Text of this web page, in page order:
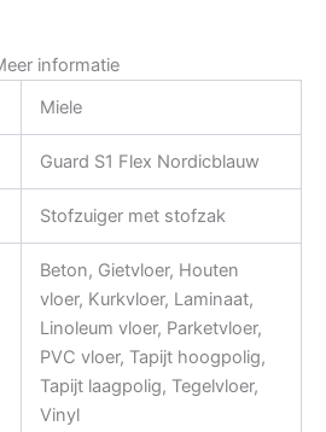
informatie
Miele
Guard S1 Flex Nordicblauw
Stofzuiger met stofzak
Beton, Gietvloer, Houten
vloer, Kurkvloer, Laminaat,
Linoleum vloer, Parketvloer,
PVC vloer, Tapijt hoogpolig,
Tapijt laagpolig, Tegelvloer,
Vinyl